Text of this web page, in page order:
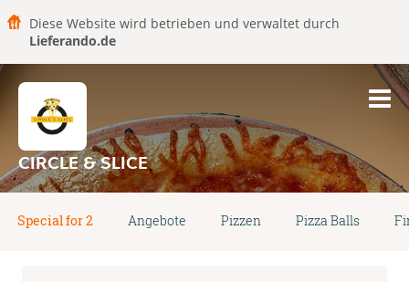
Diese Website wird betrieben und verwaltet durch
Lieferando.de
CIRCLE & SLICE
Special for 2 Angebote Pizzen Pizza Balls